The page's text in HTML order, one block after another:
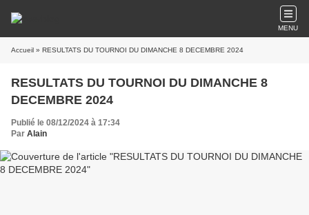
MENU
Accueil » RESULTATS DU TOURNOI DU DIMANCHE 8 DECEMBRE 2024
RESULTATS DU TOURNOI DU DIMANCHE 8
DECEMBRE 2024
Publié le 08/12/2024 à 17:34
Par Alain